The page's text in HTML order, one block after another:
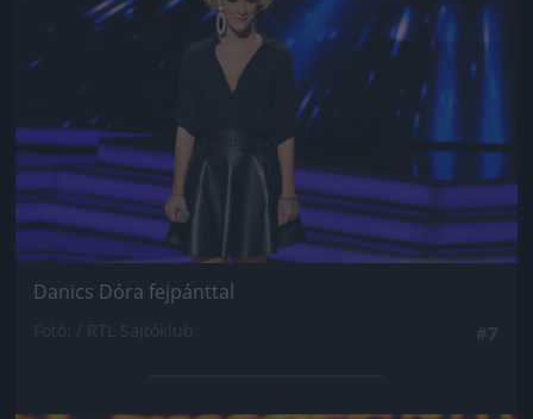
Danics Dóra fejpánttal